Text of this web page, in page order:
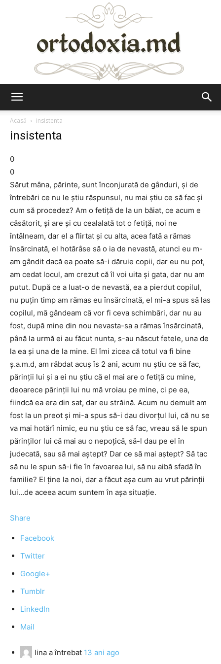
Acasă
insistenta
insistenta
0
0
Sărut mâna, părinte, sunt înconjurată de gânduri, şi de
întrebări ce nu le ştiu răspunsul, nu mai ştiu ce să fac şi
cum să procedez? Am o fetiţă de la un băiat, ce acum e
căsătorit, şi are şi cu cealalată tot o fetiţă, noi ne
întâlneam, dar el a flirtat şi cu alta, acea fată a rămas
însărcinată, el hotărâse să o ia de nevastă, atunci eu m-
am gândit dacă ea poate să-i dăruie copii, dar eu nu pot,
am cedat locul, am crezut că îl voi uita şi gata, dar nu am
putut. După ce a luat-o de nevastă, ea a pierdut copilul,
nu puţin timp am rămas eu însărcinată, el mi-a spus să las
copilul, mă gândeam că vor fi ceva schimbări, dar nu au
fost, după mine din nou nevasta-sa a rămas însărcinată,
până la urmă ei au făcut nunta, s-au născut fetele, una de
la ea şi una de la mine. El îmi zicea că totul va fi bine
ş.a.m.d, am răbdat acuş îs 2 ani, acum nu ştiu ce să fac,
părinţii lui şi a ei nu ştiu că el mai are o fetiţă cu mine,
deoarece părinţii lui nu mă vroiau pe mine, ci pe ea,
fiindcă ea era din sat, dar eu străină. Acum nu demult am
fost la un preot şi mi-a spus să-i dau divorţul lui, că nu se
va mai hotărî nimic, eu nu ştiu ce să fac, vreau să le spun
părinţilor lui că mai au o nepoţică, să-l dau pe el în
judecată, sau să mai aştept? Dar ce să mai aştept? Să tac
să nu le spun să-i fie în favoarea lui, să nu aibă sfadă în
familie? El ţine la noi, dar a făcut aşa cum au vrut părinţii
lui…de aceea acum suntem în aşa situaţie.
Share
Facebook
Twitter
Google+
Tumblr
LinkedIn
Mail
lina a întrebat 13 ani ago